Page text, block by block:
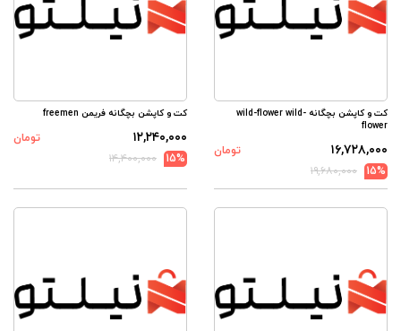
کت و کاپشن بچگانه wild-flower wild-
flower
۱۶,۷۲۸,۰۰۰
تومان
15%
۱۹,۶۸۰,۰۰۰
کت و کاپشن بچگانه فریمن freemen
۱۲,۲۴۰,۰۰۰
تومان
15%
۱۴,۴۰۰,۰۰۰